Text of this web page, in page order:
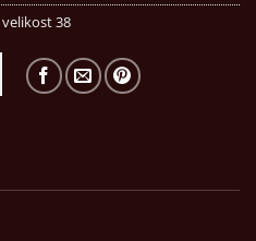
velikost 38